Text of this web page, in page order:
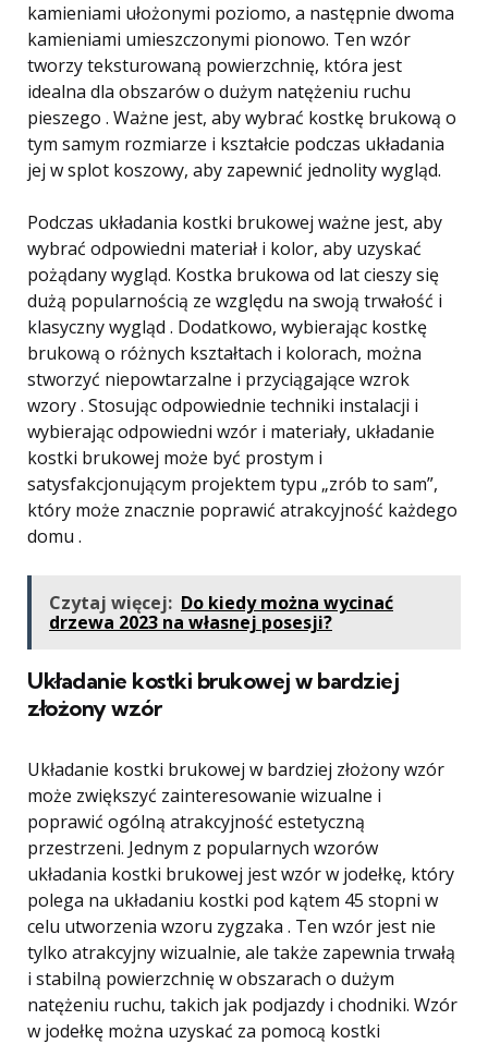
kamieniami ułożonymi poziomo, a następnie dwoma
kamieniami umieszczonymi pionowo. Ten wzór
tworzy teksturowaną powierzchnię, która jest
idealna dla obszarów o dużym natężeniu ruchu
pieszego . Ważne jest, aby wybrać kostkę brukową o
tym samym rozmiarze i kształcie podczas układania
jej w splot koszowy, aby zapewnić jednolity wygląd.
Podczas układania kostki brukowej ważne jest, aby
wybrać odpowiedni materiał i kolor, aby uzyskać
pożądany wygląd. Kostka brukowa od lat cieszy się
dużą popularnością ze względu na swoją trwałość i
klasyczny wygląd . Dodatkowo, wybierając kostkę
brukową o różnych kształtach i kolorach, można
stworzyć niepowtarzalne i przyciągające wzrok
wzory . Stosując odpowiednie techniki instalacji i
wybierając odpowiedni wzór i materiały, układanie
kostki brukowej może być prostym i
satysfakcjonującym projektem typu „zrób to sam”,
który może znacznie poprawić atrakcyjność każdego
domu .
Czytaj więcej: Do kiedy można wycinać
drzewa 2023 na własnej posesji?
Układanie kostki brukowej w bardziej
złożony wzór
Układanie kostki brukowej w bardziej złożony wzór
może zwiększyć zainteresowanie wizualne i
poprawić ogólną atrakcyjność estetyczną
przestrzeni. Jednym z popularnych wzorów
układania kostki brukowej jest wzór w jodełkę, który
polega na układaniu kostki pod kątem 45 stopni w
celu utworzenia wzoru zygzaka . Ten wzór jest nie
tylko atrakcyjny wizualnie, ale także zapewnia trwałą
i stabilną powierzchnię w obszarach o dużym
natężeniu ruchu, takich jak podjazdy i chodniki. Wzór
w jodełkę można uzyskać za pomocą kostki